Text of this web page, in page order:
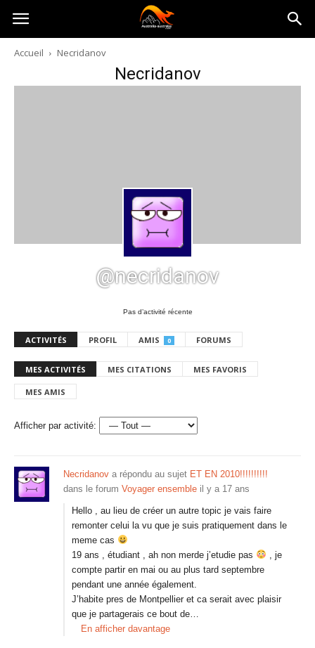
Australia-
australie.com
Accueil Necridanov
Necridanov
@necridanov
Pas d’activité récente
ACTIVITÉS PROFIL AMIS 0 FORUMS
MES ACTIVITÉS MES CITATIONS MES FAVORIS
MES AMIS
Afficher par activité:
Necridanov a répondu au sujet ET EN 2010!!!!!!!!!!
dans le forum Voyager ensemble il y a 17 ans
Hello , au lieu de créer un autre topic je vais faire
remonter celui la vu que je suis pratiquement dans le
meme cas
19 ans , étudiant , ah non merde j’etudie pas
, je
compte partir en mai ou au plus tard septembre
pendant une année également.
J’habite pres de Montpellier et ca serait avec plaisir
que je partagerais ce bout de…
En afficher davantage